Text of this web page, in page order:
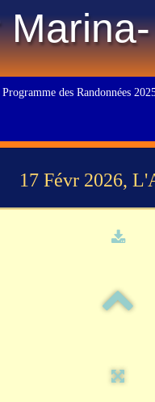
Programme des Randonnées
17 Févr 2026,